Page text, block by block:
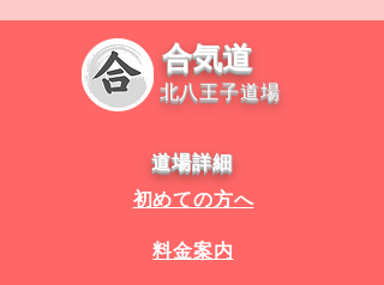
合気道
北八王子道場
道場詳細
初めての方へ
料金案内